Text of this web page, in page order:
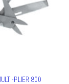
PLIER 800